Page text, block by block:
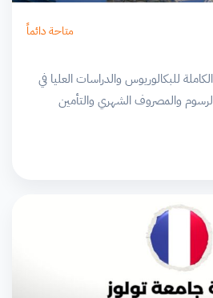
متاحة دائماً
للبكالوريوس والدراسات العليا في
والمصروف الشهري والتأمين